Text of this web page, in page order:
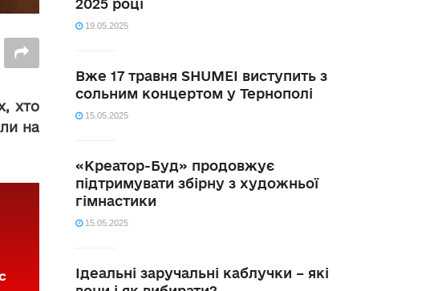
хто
на
2025 році
19.05.2025
Вже 17 травня SHUMEI виступить з
сольним концертом у Тернополі
15.05.2025
«Креатор-Буд» продовжує
підтримувати збірну з художньої
гімнастики
15.05.2025
Ідеальні заручальні каблучки – які